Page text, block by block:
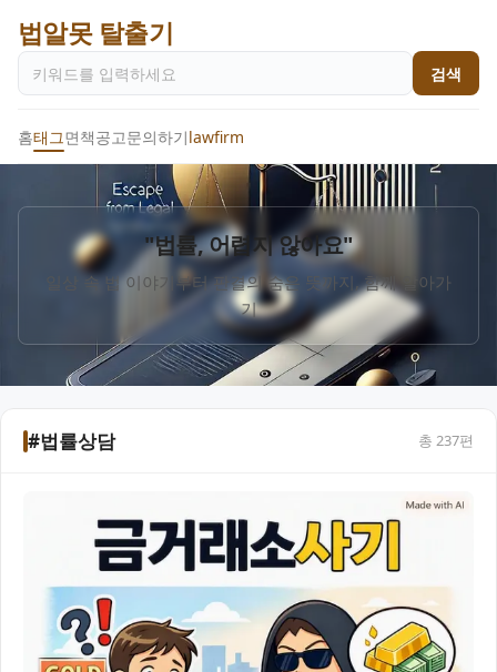
법알못 탈출기
검색
홈태그면책공고문의하기lawfirm
"법률, 어렵지 않아요"
일상 속 법 이야기부터 판결의 숨은 뜻까지, 함께 알아가
기
#법률상담 총 237편